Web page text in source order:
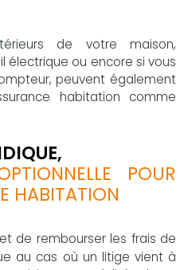
de votre maison,
électrique ou encore si vous
peuvent également
habitation comme
POUR
HABITATION
de rembourser les frais de
au cas où un litige vient à